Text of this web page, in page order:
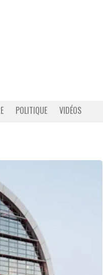
POLITIQUE VIDÉOS